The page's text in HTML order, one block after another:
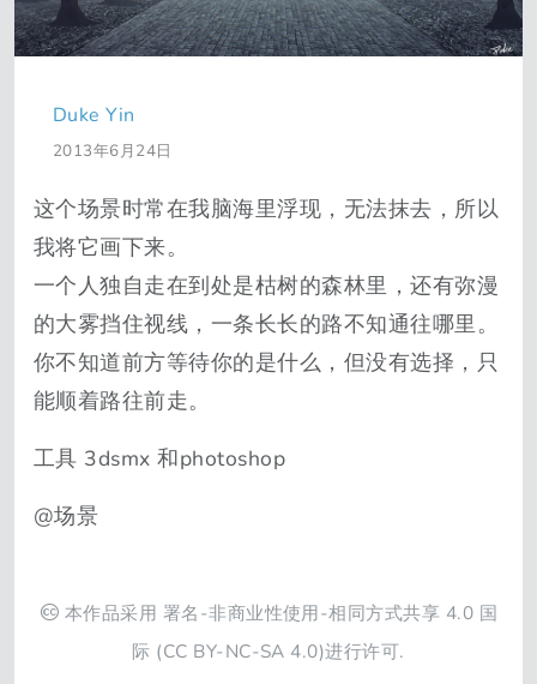
Duke Yin
2013年6月24日
这个场景时常在我脑海里浮现，无法抹去，所以
我将它画下来。
一个人独自走在到处是枯树的森林里，还有弥漫
的大雾挡住视线，一条长长的路不知通往哪里。
你不知道前方等待你的是什么，但没有选择，只
能顺着路往前走。
工具 3dsmx 和photoshop
@场景
本作品采用 署名-非商业性使用-相同方式共享 4.0 国
际 (CC BY-NC-SA 4.0)进行许可.